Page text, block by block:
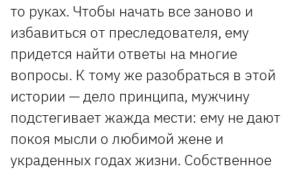
то руках. Чтобы начать все заново и
избавиться от преследователя, ему
придется найти ответы на многие
вопросы. К тому же разобраться в этой
истории — дело принципа, мужчину
подстегивает жажда мести: ему не дают
покоя мысли о любимой жене и
украденных годах жизни. Собственное